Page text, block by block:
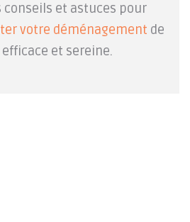
conseils et astuces pour
votre déménagement de
et sereine.